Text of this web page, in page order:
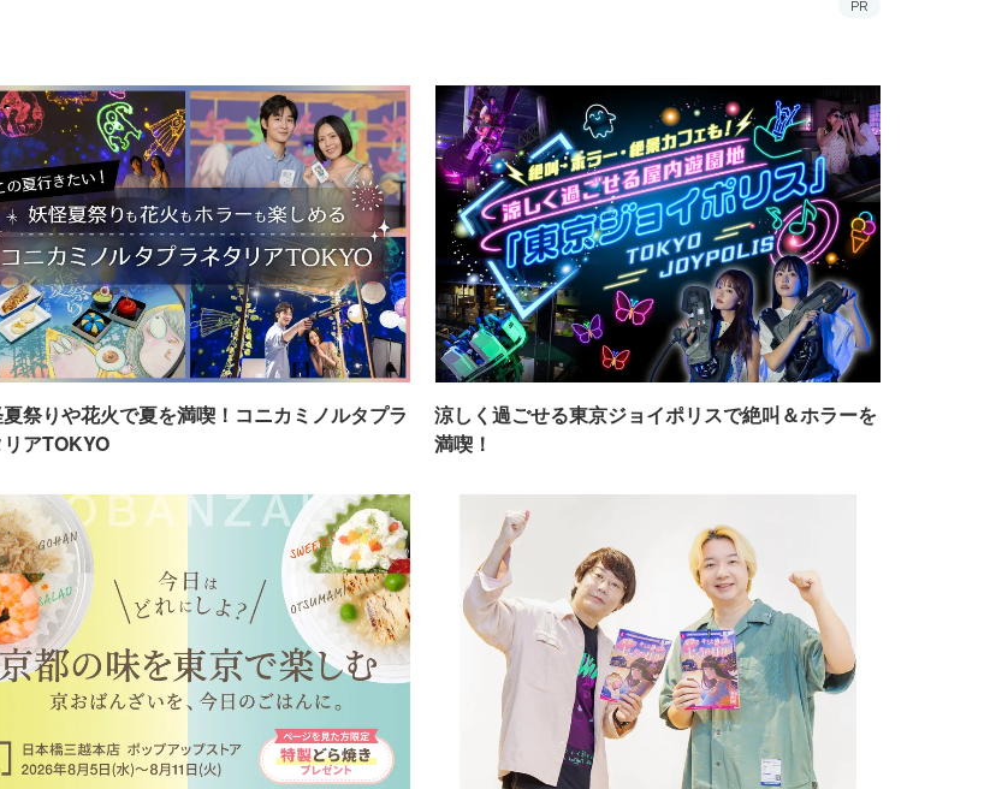
PR
祭りや花火で夏を満喫！コニカミノルタプラ
アTOKYO
涼しく過ごせる東京ジョイポリスで絶叫＆ホラーを
満喫！